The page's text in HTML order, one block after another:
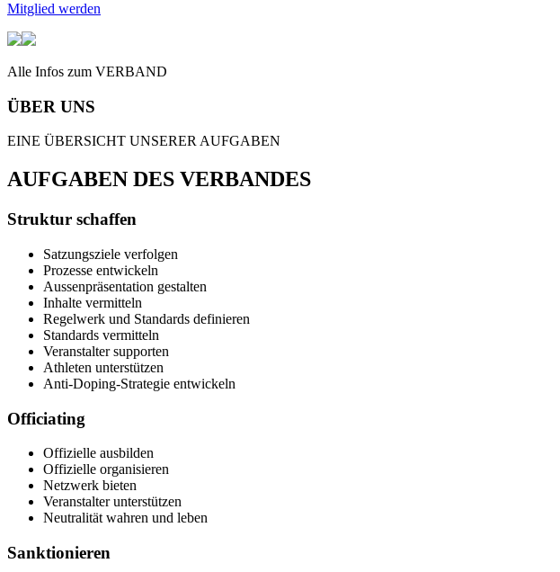
Mitglied werden
Alle Infos zum VERBAND
ÜBER UNS
EINE ÜBERSICHT UNSERER AUFGABEN
AUFGABEN DES VERBANDES
Struktur schaffen
Satzungsziele verfolgen
Prozesse entwickeln
Aussenpräsentation gestalten
Inhalte vermitteln
Regelwerk und Standards definieren
Standards vermitteln
Veranstalter supporten
Athleten unterstützen
Anti-Doping-Strategie entwickeln
Officiating
Offizielle ausbilden
Offizielle organisieren
Netzwerk bieten
Veranstalter unterstützen
Neutralität wahren und leben
Sanktionieren